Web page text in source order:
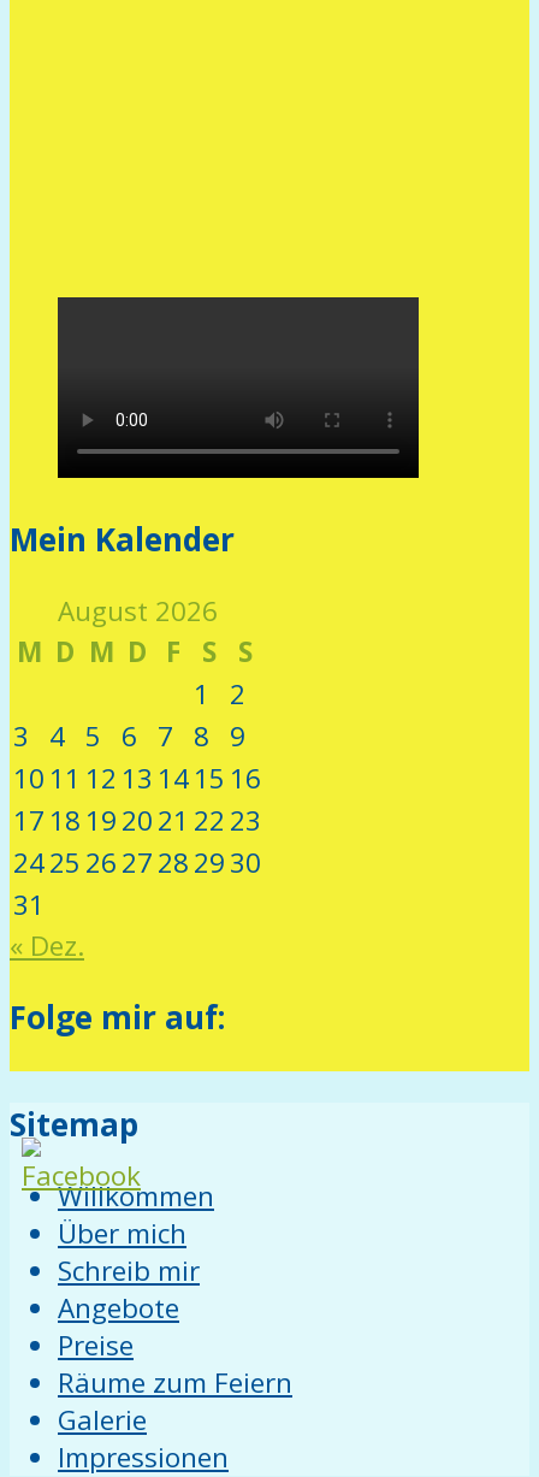
Mein Kalender
August 2026
M D M D F S
S
1
2
3
4 5 6 7 8
9
10 11 12 13 1415 16
17 18 192021 22 23
2425 2627282930
31
« Dez.
Folge mir auf:
Sitemap
Willkommen
Über mich
Schreib mir
Angebote
Preise
Räume zum Feiern
Galerie
Impressionen